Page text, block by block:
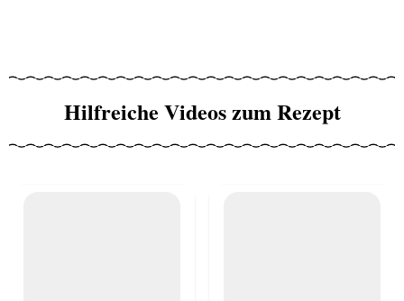
Hilfreiche Videos zum Rezept